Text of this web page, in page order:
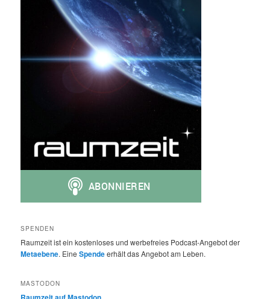
SPENDEN
Raumzeit ist ein kostenloses und werbefreies Podcast-Angebot der
Metaebene. EineSpendeerhält das Angebot am Leben.
MASTODON